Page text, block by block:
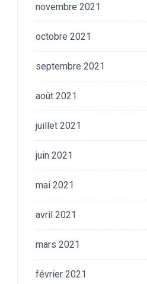
novembre 2021
octobre 2021
septembre 2021
août 2021
juillet 2021
juin 2021
mai 2021
avril 2021
mars 2021
février 2021